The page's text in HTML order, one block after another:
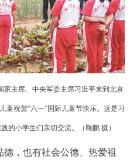
家主席、中央军委主席习近平来到北京
童祝贺“六一”国际儿童节快乐。这是习
的小学生们亲切交流。（鞠鹏 摄）
，也有社会公德、热爱祖